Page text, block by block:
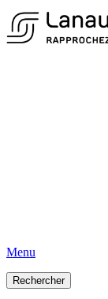
Menu
Rechercher